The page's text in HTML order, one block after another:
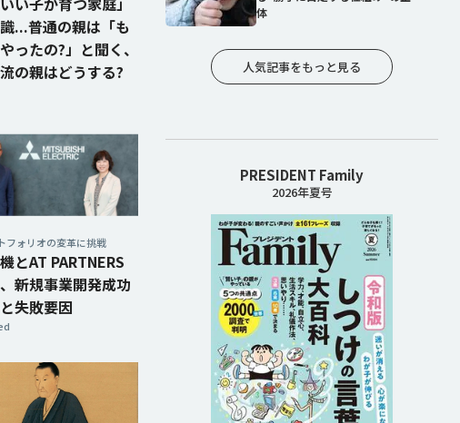
...普通の親は「も
ったの?」と聞く、
の親はどうする?
フォリオの変革に挑戦
とAT PARTNERS
新規事業開発成功
失敗要因
体
人気記事をもっと見る
PRESIDENT Family
2026年夏号